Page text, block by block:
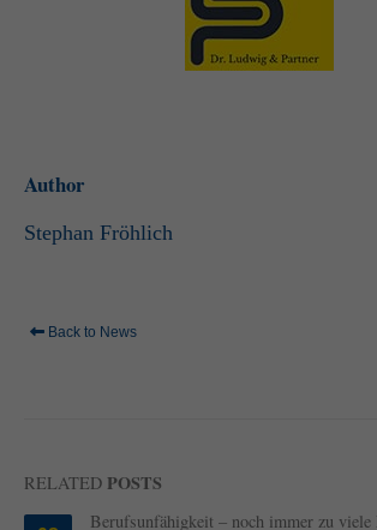
Author
Stephan Fröhlich
Back to News
RELATED POSTS
Berufsunfähigkeit – noch immer zu viele
standardmäßig blockiert. Wenn Cookies von externen
werden, bedarf der Zugriff auf diese Inhalte keiner